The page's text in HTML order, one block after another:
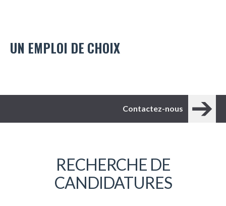
UN EMPLOI DE CHOIX
Contactez-nous
RECHERCHE DE
CANDIDATURES